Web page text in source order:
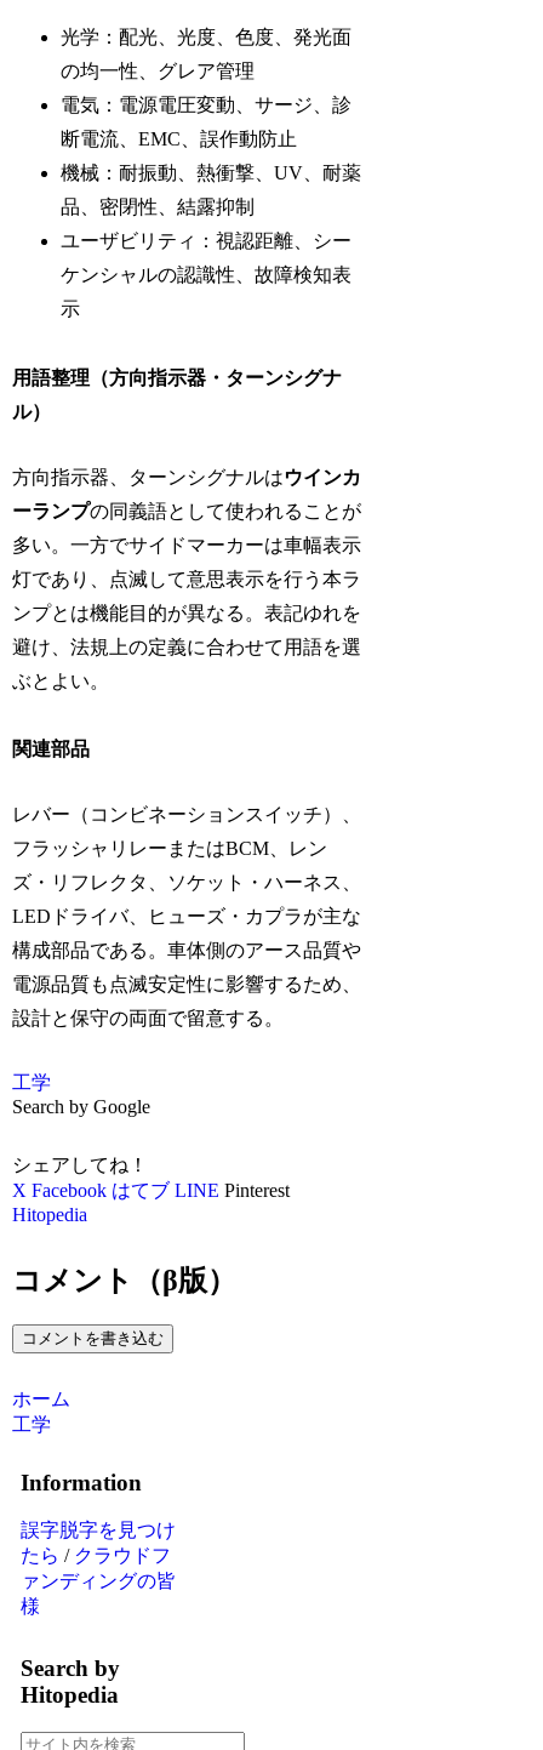
光学：配光、光度、色度、発光面
の均一性、グレア管理
電気：電源電圧変動、サージ、診
断電流、EMC、誤作動防止
機械：耐振動、熱衝撃、UV、耐薬
品、密閉性、結露抑制
ユーザビリティ：視認距離、シー
ケンシャルの認識性、故障検知表
示
用語整理（方向指示器・ターンシグナ
ル）
方向指示器、ターンシグナルはウインカ
ーランプの同義語として使われることが
多い。一方でサイドマーカーは車幅表示
灯であり、点滅して意思表示を行う本ラ
ンプとは機能目的が異なる。表記ゆれを
避け、法規上の定義に合わせて用語を選
ぶとよい。
関連部品
レバー（コンビネーションスイッチ）、
フラッシャリレーまたはBCM、レン
ズ・リフレクタ、ソケット・ハーネス、
LEDドライバ、ヒューズ・カプラが主な
構成部品である。車体側のアース品質や
電源品質も点滅安定性に影響するため、
設計と保守の両面で留意する。
工学
Search by Google
シェアしてね！
X Facebook はてブ LINE Pinterest
Hitopedia
コメント（β版）
コメントを書き込む
ホーム
工学
Information
誤字脱字を見つけ
たら / クラウドフ
ァンディングの皆
様
Search by
Hitopedia